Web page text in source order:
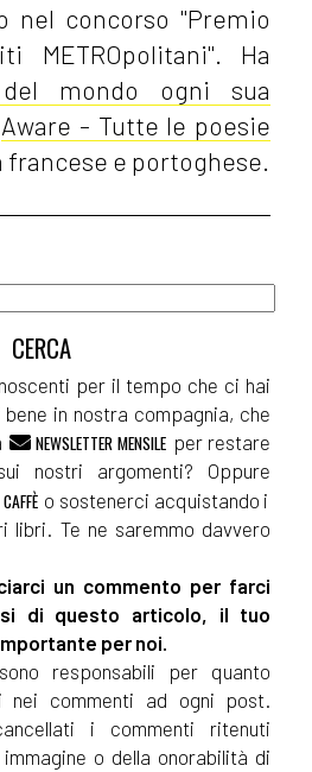
nel concorso "Premio
METROpolitani". Ha
mondo ogni sua
Aware - Tutte le poesie
francese e portoghese.
per il tempo che ci hai
in nostra compagnia, che
NEWSLETTER MENSILE per restare
nostri argomenti? Oppure
o sostenerci acquistando i
libri. Te ne saremmo davvero
un commento per farci
di questo articolo, il tuo
per noi.
responsabili per quanto
nei commenti ad ogni post.
i commenti ritenuti
o della onorabilità di